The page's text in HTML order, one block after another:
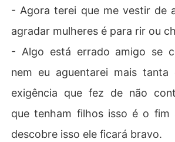
- Agora terei que me vestir de
agradar mulheres é para rir ou
- Algo está errado amigo se
nem eu aguentarei mais tanta
exigência que fez de não
que tenham filhos isso é o fim
descobre isso ele ficará bravo.